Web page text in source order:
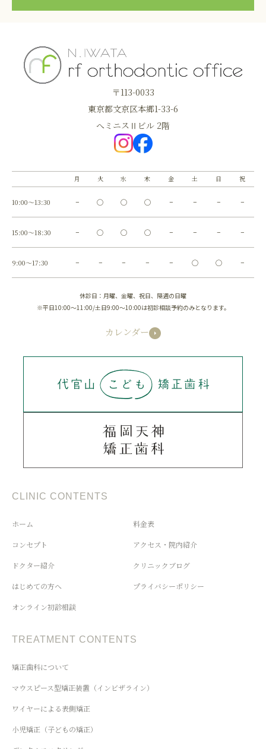
〒113-0033
東京都文京区本郷1-33-6
へミニスⅡビル 2階
月 火 水 木 金 土 日 祝
10:00～13:30 − ◯ ◯ ◯ − − − −
15:00～18:30 − ◯ ◯ ◯ − − − −
9:00～17:30 − − − − − ◯ ◯ −
休診日：月曜、金曜、祝日、隔週の日曜
※平日10:00～11:00/土日9:00～10:00は初診相談予約のみとなります。
カレンダー
CLINIC CONTENTS
ホーム
コンセプト
ドクター紹介
はじめての方へ
オンライン初診相談
料金表
アクセス・院内紹介
クリニックブログ
プライバシーポリシー
TREATMENT CONTENTS
矯正歯科について
マウスピース型矯正装置（インビザライン）
ワイヤーによる表側矯正
小児矯正（子どもの矯正）